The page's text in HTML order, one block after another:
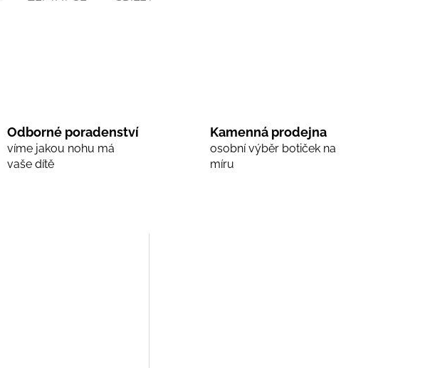
Odborné poradenství
víme jakou nohu má
vaše dítě
Kamenná prodejna
osobní výběr botiček na
míru